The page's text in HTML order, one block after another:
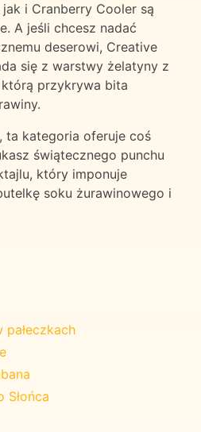
i Cranberry Cooler są
A jeśli chcesz nadać
deserowi, Creative
się z warstwy żelatyny z
przykrywa bita
ta kategoria oferuje coś
świątecznego punchu
który imponuje
soku żurawinowego i
Słońca